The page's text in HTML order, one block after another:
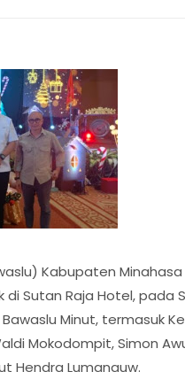
Kabupaten
Sutan Raja Hotel, pada
Minut, termasuk
Mokodompit, Simon
Hendra Lumanauw.